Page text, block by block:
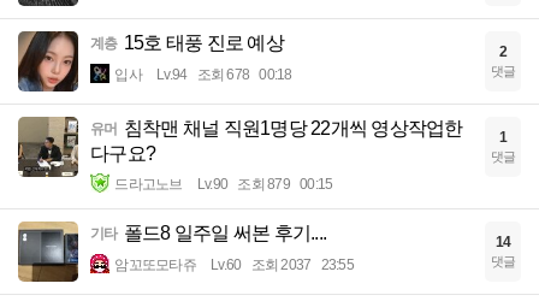
계층 15호 태풍 진로 예상
입사 Lv.94 조회 678 00:18
2
댓글
유머 침착맨 채널 직원1명당 22개씩 영상작업한
다구요?
드라고노브 Lv.90 조회 879 00:15
1
댓글
기타 폴드8 일주일 써본 후기....
암꼬또모타쥬 Lv.60 조회 2037 23:55
14
댓글